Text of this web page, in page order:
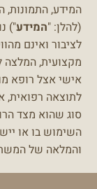
המידע, התמונות,
(להלן: "המידע")
לציבור ואינם
מקצועית, המלצה
אישי אצל רופא
לתוצאה רפואית,
סוג שהוא מצד
השימוש בו או
והמלאה של